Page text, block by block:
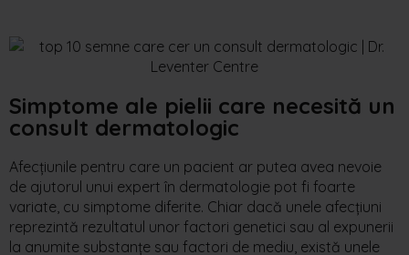
Simptome ale pielii care necesită un
consult dermatologic
Afecțiunile pentru care un pacient ar putea avea nevoie
de ajutorul unui expert în dermatologie pot fi foarte
variate, cu simptome diferite. Chiar dacă unele afecțiuni
reprezintă rezultatul unor factori genetici sau al expunerii
la anumite substanțe sau factori de mediu există unele